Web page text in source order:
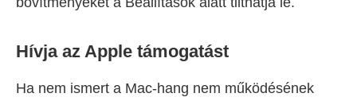
Hívja az Apple támogatást
Ha nem ismert a Mac-hang nem működésének